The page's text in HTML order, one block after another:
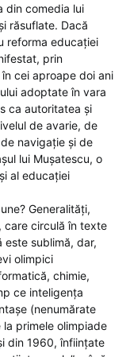
din comedia lui
răsuflate. Dacă
reforma educației
prin
cei aproape doi ani
adoptate în vara
ca autoritatea și
de avarie, de
navigație și de
lui Mușatescu, o
al educației
Generalități,
care circulă în texte
sublimă, dar,
olimpici
chimie,
ce inteligența
(nenumărate
primele olimpiade
din 1960, înființate